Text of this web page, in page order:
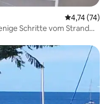
4,74 (74)
Schritte vom Strand